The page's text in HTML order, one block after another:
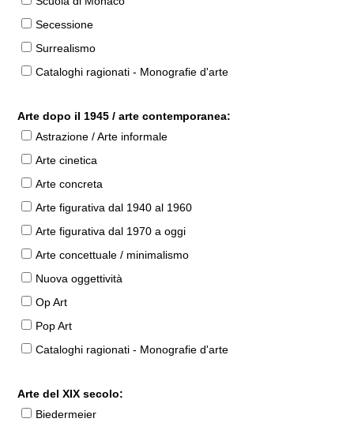
Secessione
Surrealismo
Cataloghi ragionati - Monografie d'arte
Arte dopo il 1945 / arte contemporanea:
Astrazione / Arte informale
Arte cinetica
Arte concreta
Arte figurativa dal 1940 al 1960
Arte figurativa dal 1970 a oggi
Arte concettuale / minimalismo
Nuova oggettività
Op Art
Pop Art
Cataloghi ragionati - Monografie d'arte
Arte del XIX secolo:
Biedermeier